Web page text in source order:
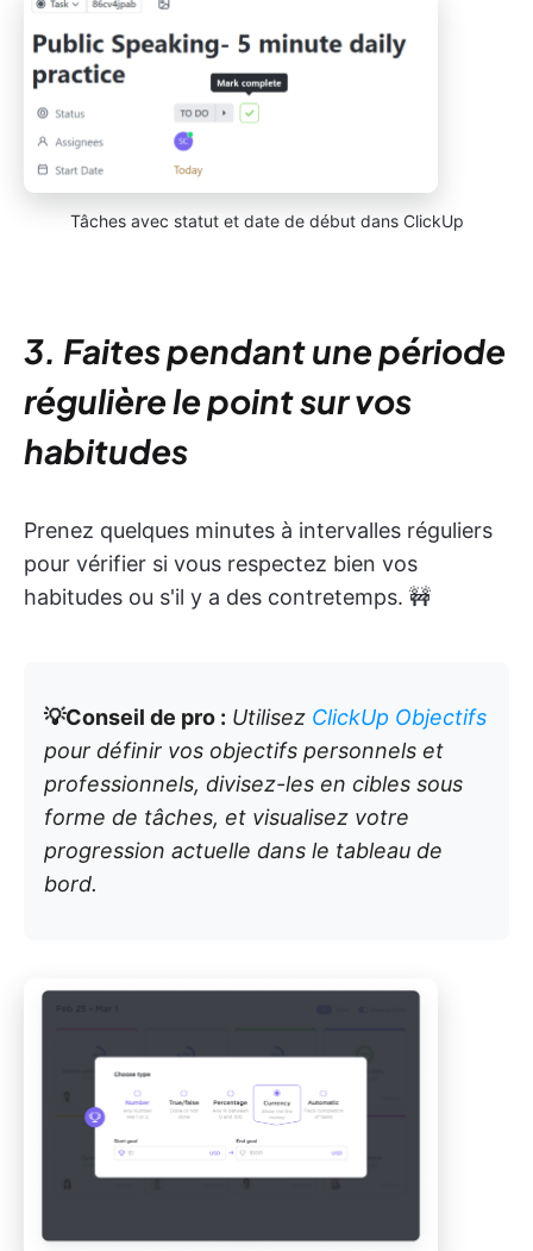
Tâches avec statut et date de début dans ClickUp
3. Faites pendant une période
régulière le point sur vos
habitudes
Prenez quelques minutes à intervalles réguliers
pour vérifier si vous respectez bien vos
habitudes ou s'il y a des contretemps. 🚧
💡Conseil de pro : Utilisez ClickUp Objectifs
pour définir vos objectifs personnels et
professionnels, divisez-les en cibles sous
forme de tâches, et visualisez votre
progression actuelle dans le tableau de
bord.